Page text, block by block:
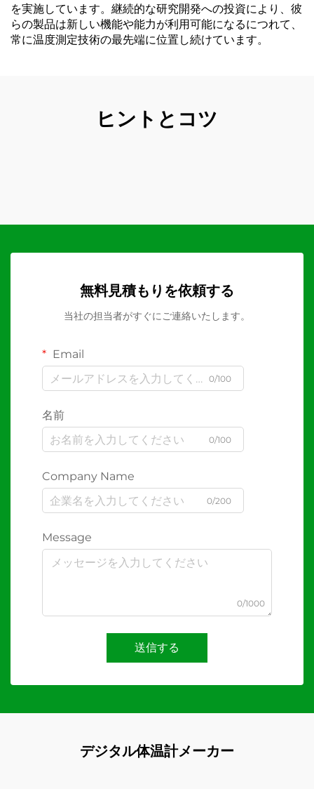
を実施しています。継続的な研究開発への投資により、彼
らの製品は新しい機能や能力が利用可能になるにつれて、
常に温度測定技術の最先端に位置し続けています。
ヒントとコツ
無料見積もりを依頼する
当社の担当者がすぐにご連絡いたします。
Email
0/100
名前
0/100
Company Name
0/200
Message
0/1000
送信する
デジタル体温計メーカー